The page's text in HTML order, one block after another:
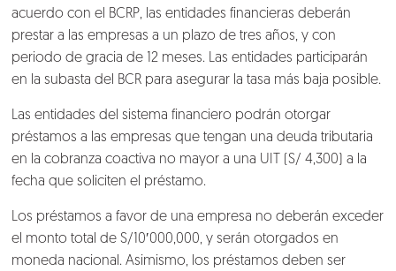
Nosotros
Clientes
Lo que hacemos
acuerdo con el BCRP, las entidades financieras deberán
prestar a las empresas a un plazo de tres años, y con
periodo de gracia de 12 meses. Las entidades participarán
en la subasta del BCR para asegurar la tasa más baja posible.
Las entidades del sistema financiero podrán otorgar
préstamos a las empresas que tengan una deuda tributaria
en la cobranza coactiva no mayor a una UIT (S/ 4,300) a la
fecha que soliciten el préstamo.
Los préstamos a favor de una empresa no deberán exceder
el monto total de S/10′000,000, y serán otorgados en
moneda nacional. Asimismo, los préstamos deben ser